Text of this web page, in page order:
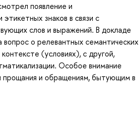
появление и
знаков в связи с
слов и выражений. В докладе
о релевантных семантических
(условиях), с другой,
Особое внимание
и обращениям, бытующим в